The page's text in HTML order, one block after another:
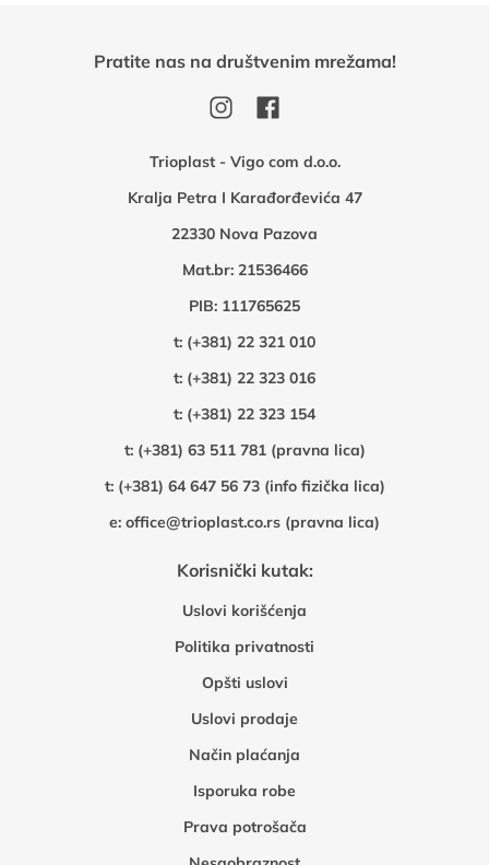
Trioplast - Vigo com d.o.o.
Kralja Petra I Karađorđevića 47
22330 Nova Pazova
Mat.br: 21536466
PIB: 111765625
t: (+381) 22 321 010
t: (+381) 22 323 016
t: (+381) 22 323 154
t: (+381) 63 511 781 (pravna lica)
t: (+381) 64 647 56 73 (info fizička lica)
e: office@trioplast.co.rs (pravna lica)
Korisnički kutak:
Uslovi korišćenja
Politika privatnosti
Opšti uslovi
Uslovi prodaje
Način plaćanja
Isporuka robe
Prava potrošača
Pratite nas na društvenim mrežama!